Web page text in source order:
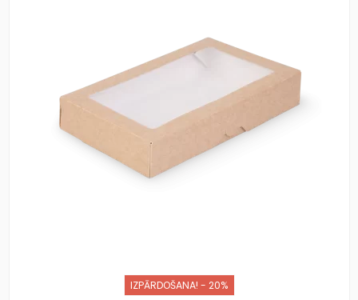
IZPĀRDOŠANA! - 20%